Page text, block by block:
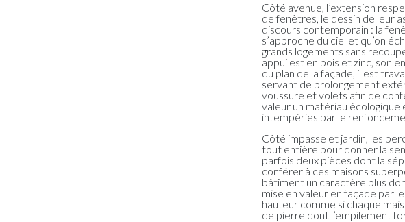
Côté avenue, l’extension
de fenêtres, le dessin de leur
discours contemporain : la
s’approche du ciel et qu’on
grands logements sans
appui est en bois et zinc, son
du plan de la façade, il est
servant de prolongement
voussure et volets afin de
valeur un matériau
intempéries par le
Côté impasse et jardin, les
tout entière pour donner la
parfois deux pièces dont la
conférer à ces maisons
bâtiment un caractère plus
mise en valeur en façade par
hauteur comme si chaque
de pierre dont l’empilement